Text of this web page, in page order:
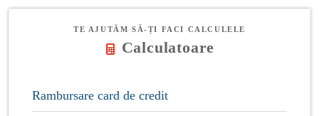
TE AJUTĂM SĂ-ȚI FACI CALCULELE
Calculatoare
Rambursare card de credit